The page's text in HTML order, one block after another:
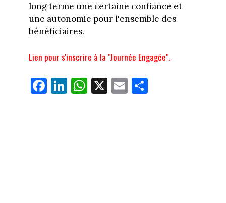
long terme une certaine confiance et
une autonomie pour l'ensemble des
bénéficiaires.
Lien pour s'inscrire à la "Journée Engagée".
Fa
ce
Li
nk
W
ha
X E
m
Pa